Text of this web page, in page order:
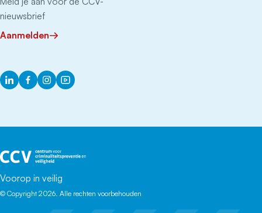
nieuwsbrief
Aanmelden
LinkedInFacebook
InstagramYouTube
Voorop in veilig
© Copyright 2026. Alle rechten voorbehouden